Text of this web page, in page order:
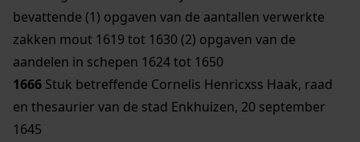
bevattende (1) opgaven van de aantallen verwerkte
zakken mout 1619 tot 1630 (2) opgaven van de
aandelen in schepen 1624 tot 1650
1666 Stuk betreffende Cornelis Henricxss Haak, raad
en thesaurier van de stad Enkhuizen, 20 september
1645